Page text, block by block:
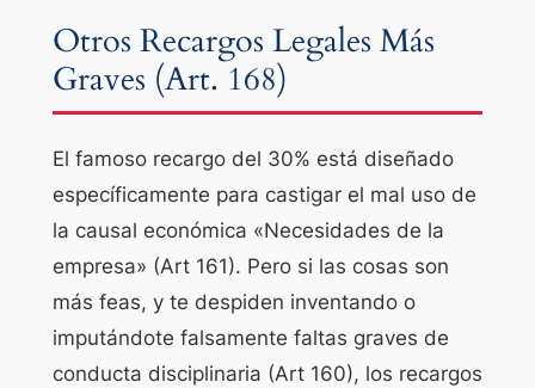
Otros Recargos Legales Más
Graves (Art. 168)
El famoso recargo del 30% está diseñado
específicamente para castigar el mal uso de
la causal económica «Necesidades de la
empresa» (Art 161). Pero si las cosas son
más feas, y te despiden inventando o
imputándote falsamente faltas graves de
conducta disciplinaria (Art 160), los recargos